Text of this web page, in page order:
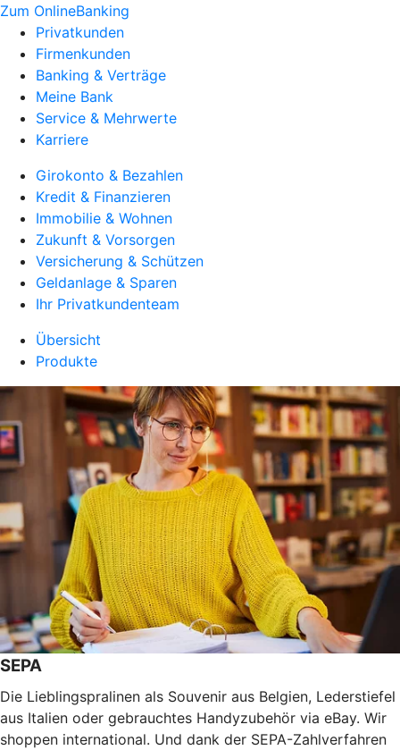
Zum OnlineBanking
Privatkunden
Firmenkunden
Banking & Verträge
Meine Bank
Service & Mehrwerte
Karriere
Girokonto & Bezahlen
Kredit & Finanzieren
Immobilie & Wohnen
Zukunft & Vorsorgen
Versicherung & Schützen
Geldanlage & Sparen
Ihr Privatkundenteam
Übersicht
Produkte
SEPA
Die Lieblingspralinen als Souvenir aus Belgien, Lederstiefel
aus Italien oder gebrauchtes Handyzubehör via eBay. Wir
shoppen international. Und dank der SEPA-Zahlverfahren